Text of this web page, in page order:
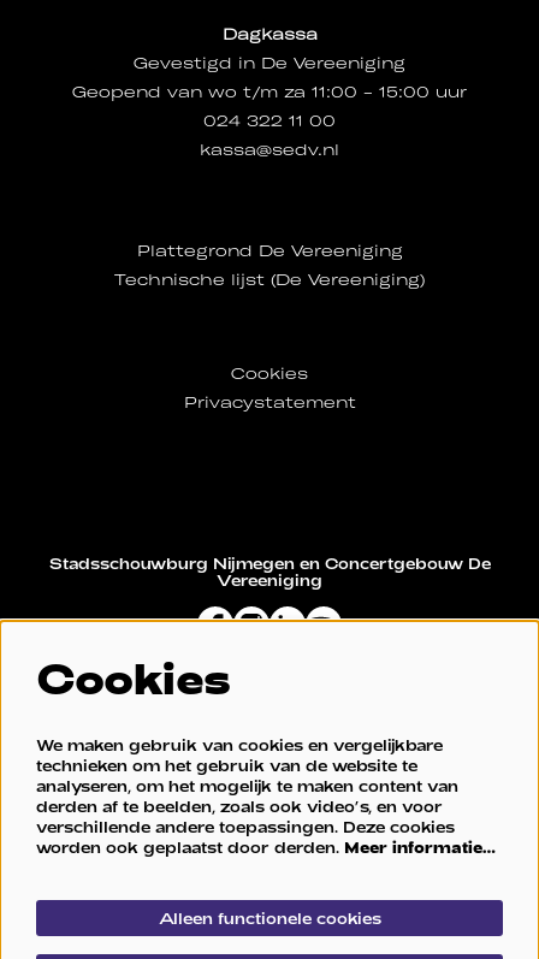
Dagkassa
Gevestigd in De Vereeniging
Geopend van wo t/m za 11:00 - 15:00 uur
024 322 11 00
kassa@sedv.nl
Plattegrond De Vereeniging
Technische lijst (De Vereeniging)
Cookies
Privacystatement
Stadsschouwburg Nijmegen en Concertgebouw De
Vereeniging
Cookies
We maken gebruik van cookies en vergelijkbare
technieken om het gebruik van de website te
analyseren, om het mogelijk te maken content van
derden af te beelden, zoals ook video’s, en voor
verschillende andere toepassingen. Deze cookies
worden ook geplaatst door derden. Meer informatie…
Alleen functionele cookies